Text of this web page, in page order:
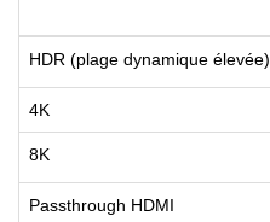
HDR (plage dynamique élevée)
4K
8K
Passthrough HDMI